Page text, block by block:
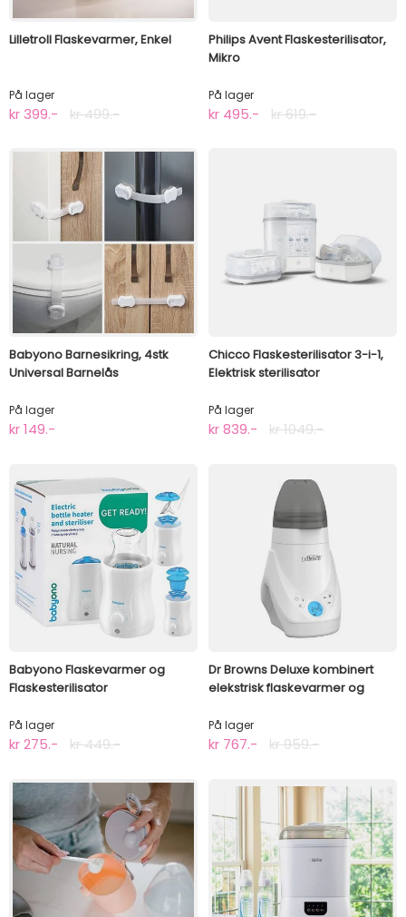
Lilletroll Flaskevarmer, Enkel
På lager
kr 399.- kr 499.-
Philips Avent Flaskesterilisator,
Mikro
På lager
kr 495.- kr 619.-
Babyono Barnesikring, 4stk
Universal Barnelås
På lager
kr 149.-
Chicco Flaskesterilisator 3-i-1,
Elektrisk sterilisator
På lager
kr 839.- kr 1049.-
Babyono Flaskevarmer og
Flaskesterilisator
På lager
kr 275.- kr 449.-
Dr Browns Deluxe kombinert
elekstrisk flaskevarmer og
På lager
kr 767.- kr 959.-